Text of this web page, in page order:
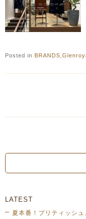
Posted in BRANDS
LATEST
夏本番！ブリティッシ